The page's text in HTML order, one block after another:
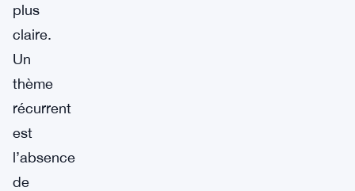
plus
claire.
Un
thème
récurrent
est
l’absence
de